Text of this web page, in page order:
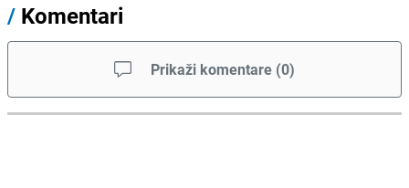
/ Komentari
Prikaži komentare (0)